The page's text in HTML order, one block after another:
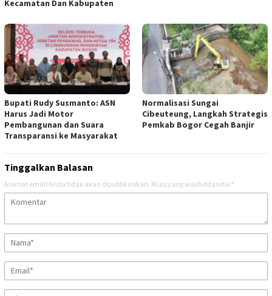
Kecamatan Dan Kabupaten ‎
Bupati Rudy Susmanto: ASN
Harus Jadi Motor
Pembangunan dan Suara
Transparansi ke Masyarakat ‎
Normalisasi Sungai
Cibeuteung, Langkah Strategis
Pemkab Bogor Cegah Banjir
Tinggalkan Balasan
Alamat email Anda tidak akan dipublikasikan. Ruas yang wajib ditandai *